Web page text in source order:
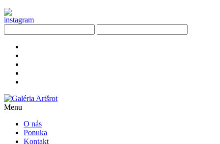
Menu
O nás
Ponuka
Kontakt